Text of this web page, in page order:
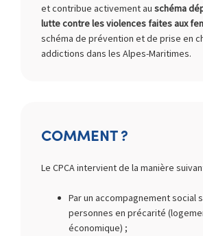
et contribue activement au schéma
lutte contre les violences faites aux
schéma de prévention et de prise en
addictions dans les Alpes-Maritimes.
COMMENT ?
Le CPCA intervient de la manière
Par un accompagnement social
personnes en précarité
économique) ;